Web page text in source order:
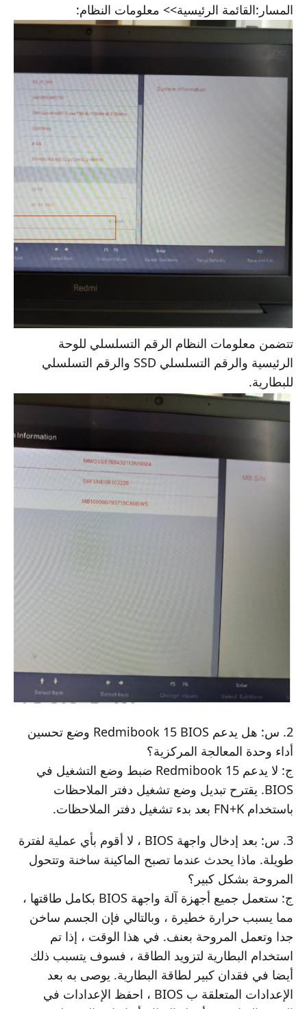
المسار:القائمة الرئيسية>> معلومات النظام:
تتضمن معلومات النظام الرقم التسلسلي للوحة
الرئيسية والرقم التسلسلي SSD والرقم التسلسلي
للبطارية.
2. س: هل يدعم Redmibook 15 BIOS وضع تحسين
أداء وحدة المعالجة المركزية؟
ج: لا يدعم Redmibook 15 ضبط وضع التشغيل في
BIOS. يقترح تبديل وضع تشغيل دفتر الملاحظات
باستخدام FN+K بعد بدء تشغيل دفتر الملاحظات.
3. س: بعد إدخال واجهة BIOS ، لا أقوم بأي عملية لفترة
طويلة. ماذا يحدث عندما تصبح الماكينة ساخنة وتتحول
المروحة بشكل كبير؟
ج: ستعمل جميع أجهزة آلة واجهة BIOS بكامل طاقتها ،
مما يسبب حرارة خطيرة ، وبالتالي فإن الجسم ساخن
جدا وتعمل المروحة بعنف. في هذا الوقت ، إذا تم
استخدام البطارية لتزويد الطاقة ، فسوف يتسبب ذلك
أيضا في فقدان كبير لطاقة البطارية. يوصى به بعد
الإعدادات المتعلقة ب BIOS ، احفظ الإعدادات في